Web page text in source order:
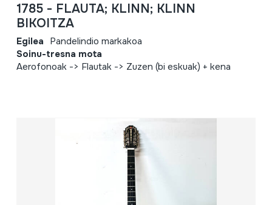
1785 - FLAUTA; KLINN; KLINN
BIKOITZA
Egilea Pandelindio markakoa
Soinu-tresna mota
Aerofonoak -> Flautak -> Zuzen (bi eskuak) + kena